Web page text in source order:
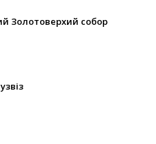
Золотоверхий собор